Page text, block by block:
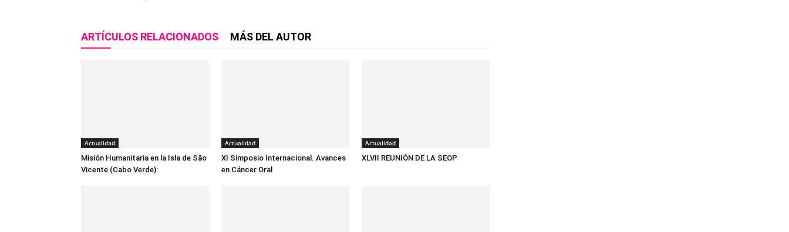
ARTÍCULOS RELACIONADOS MÁS DEL AUTOR
Actualidad
Misión Humanitaria en la Isla de São
Vicente (Cabo Verde):
Actualidad
XI Simposio Internacional. Avances
en Cáncer Oral
Actualidad
XLVII REUNIÓN DE LA SEOP